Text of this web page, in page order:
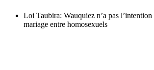
Loi Taubira: Wauquiez n’a pas l’intention
mariage entre homosexuels